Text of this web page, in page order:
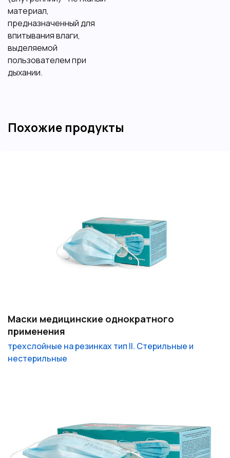
материал,
предназначенный для
впитывания влаги,
выделяемой
пользователем при
дыхании.
Похожие продукты
Маски медицинские однократного
применения
трехслойные на резинках тип II. Стерильные и
нестерильные